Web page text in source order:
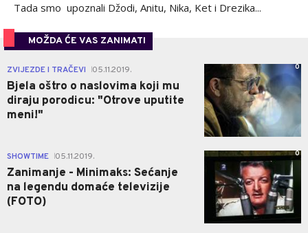
Tada smo upoznali Džodi, Anitu, Nika, Ket i Drezika...
MOŽDA ĆE VAS ZANIMATI
ZVIJEZDE I TRAČEVI 05.11.2019.
Bjela oštro o naslovima koji mu
diraju porodicu: "Otrove uputite
meni!"
0
SHOWTIME 05.11.2019.
Zanimanje - Minimaks: Sećanje
na legendu domaće televizije
(FOTO)
0